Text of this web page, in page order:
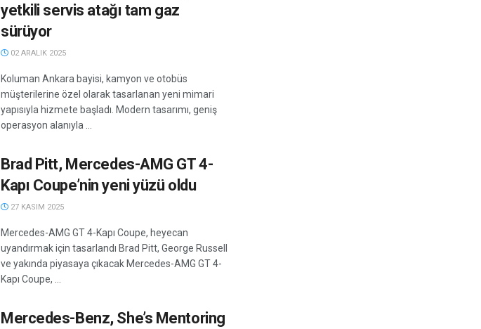
yetkili servis atağı tam gaz
sürüyor
02 ARALIK 2025
Koluman Ankara bayisi, kamyon ve otobüs
müşterilerine özel olarak tasarlanan yeni mimari
yapısıyla hizmete başladı. Modern tasarımı, geniş
operasyon alanıyla ...
Brad Pitt, Mercedes-AMG GT 4-
Kapı Coupe’nin yeni yüzü oldu
27 KASIM 2025
Mercedes-AMG GT 4-Kapı Coupe, heyecan
uyandırmak için tasarlandı Brad Pitt, George Russell
ve yakında piyasaya çıkacak Mercedes-AMG GT 4-
Kapı Coupe, ...
Mercedes-Benz, She’s Mentoring